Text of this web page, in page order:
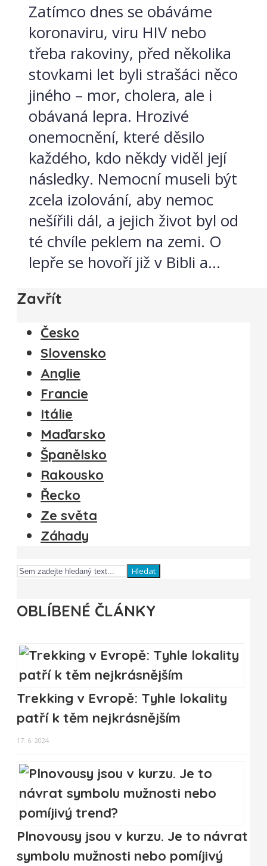
Zatímco dnes se obáváme
koronaviru, viru HIV nebo
třeba rakoviny, před několika
stovkami let byli strašáci něco
jiného – mor, cholera, ale i
obávaná lepra. Hrozivé
onemocnění, které děsilo
každého, kdo někdy viděl její
následky. Nemocní museli být
zcela izolování, aby nemoc
nešířili dál, a jejich život byl od
té chvíle peklem na zemi. O
lepře se hovoří již v Bibli a...
Zavřít
Česko
Slovensko
Anglie
Francie
Itálie
Maďarsko
Španělsko
Rakousko
Řecko
Ze světa
Záhady
Hledat
OBLÍBENÉ ČLÁNKY
Trekking v Evropě: Tyhle lokality
patří k těm nejkrásnějším
17. 6. 2024
Plnovousy jsou v kurzu. Je to návrat
symbolu mužnosti nebo pomíjivý